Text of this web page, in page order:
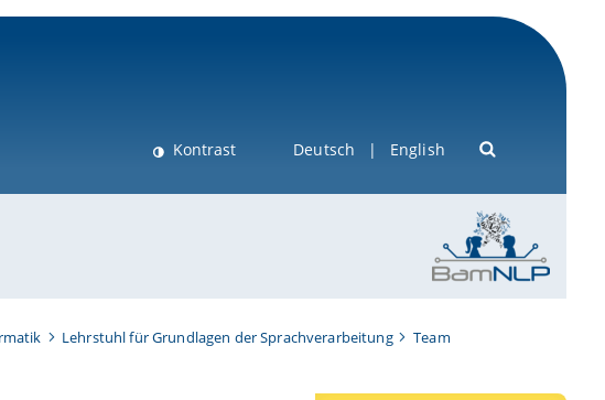
Kontrast Deutsch English
Lehrstuhl für Grundlagen der Sprachverarbeitung
Team